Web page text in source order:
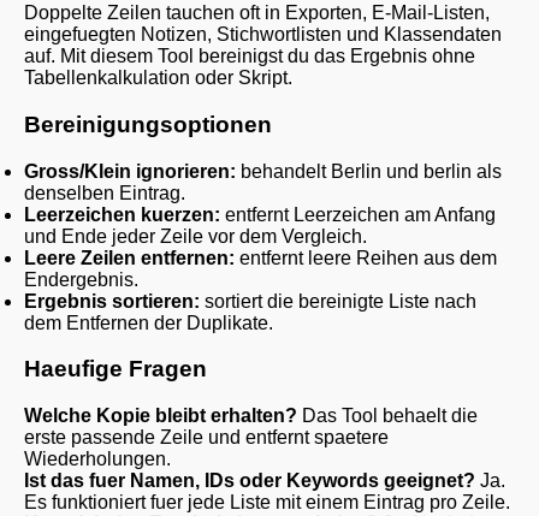
Doppelte Zeilen tauchen oft in Exporten, E-Mail-Listen,
eingefuegten Notizen, Stichwortlisten und Klassendaten
auf. Mit diesem Tool bereinigst du das Ergebnis ohne
Tabellenkalkulation oder Skript.
Bereinigungsoptionen
Gross/Klein ignorieren: behandelt Berlin und berlin als
denselben Eintrag.
Leerzeichen kuerzen: entfernt Leerzeichen am Anfang
und Ende jeder Zeile vor dem Vergleich.
Leere Zeilen entfernen: entfernt leere Reihen aus dem
Endergebnis.
Ergebnis sortieren: sortiert die bereinigte Liste nach
dem Entfernen der Duplikate.
Haeufige Fragen
Welche Kopie bleibt erhalten? Das Tool behaelt die
erste passende Zeile und entfernt spaetere
Wiederholungen.
Ist das fuer Namen, IDs oder Keywords geeignet? Ja.
Es funktioniert fuer jede Liste mit einem Eintrag pro Zeile.